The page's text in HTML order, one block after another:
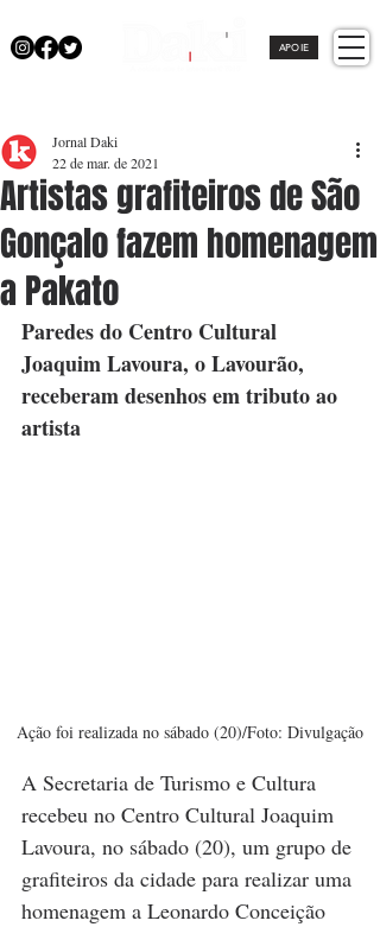
APOIE
Artistas grafiteiros de São
Gonçalo fazem homenagem
a Pakato
Jornal Daki
22 de mar. de 2021
Paredes do Centro Cultural
Joaquim Lavoura, o Lavourão,
receberam desenhos em tributo ao
artista
Ação foi realizada no sábado (20)/Foto: Divulgação
A Secretaria de Turismo e Cultura
recebeu no Centro Cultural Joaquim
Lavoura, no sábado (20), um grupo de
grafiteiros da cidade para realizar uma
homenagem a Leonardo Conceição